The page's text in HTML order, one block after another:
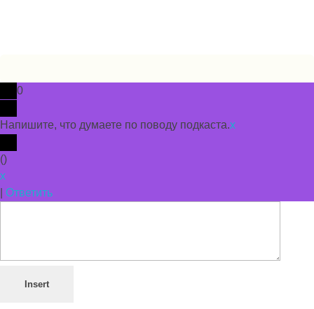
0
Напишите, что думаете по поводу подкаста.x
()
x
Ответить
Insert